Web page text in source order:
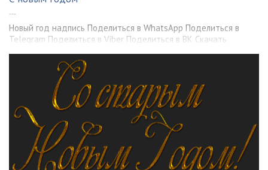
---
Новый год надпись Поделиться в WhatsApp Поделиться в
Telegram Поделиться в Viber Поделиться в ВК Скачать